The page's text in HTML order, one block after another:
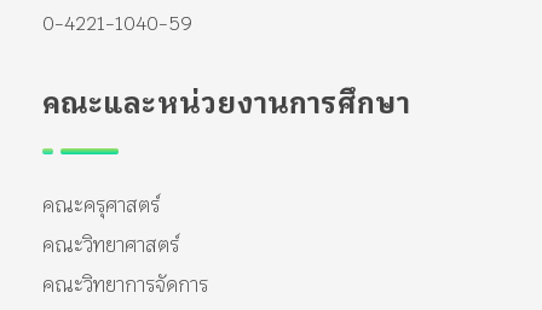
0-4221-1040-59
คณะและหน่วยงานการศึกษา
คณะครุศาสตร์
คณะวิทยาศาสตร์
คณะวิทยาการจัดการ